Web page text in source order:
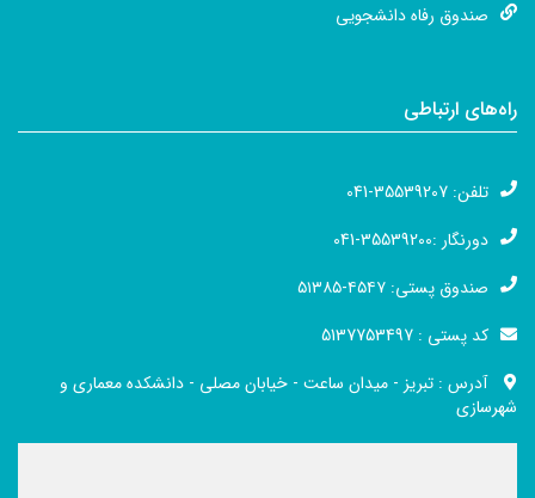
صندوق رفاه دانشجویی
راه‌های ارتباطی
تلفن: 35539207-041
دورنگار :35539200-041
صندوق پستی: ۴۵۴۷-۵۱۳۸۵
کد پستی : 5137753497
آدرس : تبریز - میدان ساعت - خیابان مصلی - دانشکده معماری و
شهرسازی